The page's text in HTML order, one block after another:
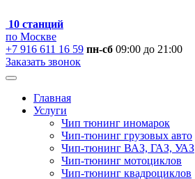
10 станций
по Москве
+7 916 611 16 59 пн-сб 09:00 до 21:00
Заказать звонок
Главная
Услуги
Чип тюнинг иномарок
Чип-тюнинг грузовых авто
Чип-тюнинг ВАЗ, ГАЗ, УАЗ
Чип-тюнинг мотоциклов
Чип-тюнинг квадроциклов